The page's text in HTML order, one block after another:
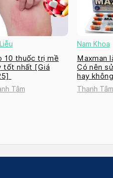
10 thuốc trị mề
tốt nhất [Giá
Tâm
Nam Khoa
Maxman
Có nên
hay
Thanh Tâm